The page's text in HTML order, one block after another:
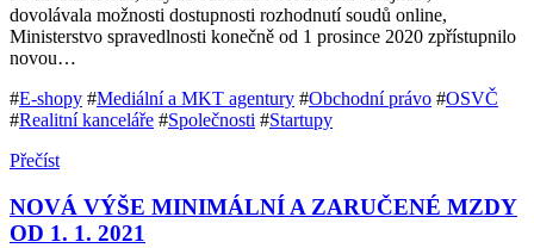
dovolávala možnosti dostupnosti rozhodnutí soudů online,
Ministerstvo spravedlnosti konečně od 1 prosince 2020 zpřístupnilo
novou…
#E-shopy #Mediální a MKT agentury #Obchodní právo #OSVČ
#Realitní kanceláře #Společnosti #Startupy
Přečíst
NOVÁ VÝŠE MINIMÁLNÍ A ZARUČENÉ MZDY
OD 1. 1. 2021